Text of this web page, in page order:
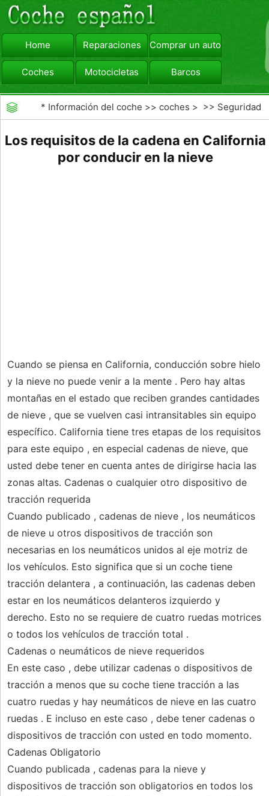
Home Reparaciones Comprar un automóvil
Coches Motocicletas Barcos
viajar Camiones
* Información del coche >>coches > >> Seguridad
Los requisitos de la cadena en California
por conducir en la nieve
Cuando se piensa en California, conducción sobre hielo
y la nieve no puede venir a la mente . Pero hay altas
montañas en el estado que reciben grandes cantidades
de nieve , que se vuelven casi intransitables sin equipo
específico. California tiene tres etapas de los requisitos
para este equipo , en especial cadenas de nieve, que
usted debe tener en cuenta antes de dirigirse hacia las
zonas altas. Cadenas o cualquier otro dispositivo de
tracción requerida
Cuando publicado , cadenas de nieve , los neumáticos
de nieve u otros dispositivos de tracción son
necesarias en los neumáticos unidos al eje motriz de
los vehículos. Esto significa que si un coche tiene
tracción delantera , a continuación, las cadenas deben
estar en los neumáticos delanteros izquierdo y
derecho. Esto no se requiere de cuatro ruedas motrices
o todos los vehículos de tracción total .
Cadenas o neumáticos de nieve requeridos
En este caso , debe utilizar cadenas o dispositivos de
tracción a menos que su coche tiene tracción a las
cuatro ruedas y hay neumáticos de nieve en las cuatro
ruedas . E incluso en este caso , debe tener cadenas o
dispositivos de tracción con usted en todo momento.
Cadenas Obligatorio
Cuando publicada , cadenas para la nieve y
dispositivos de tracción son obligatorios en todos los